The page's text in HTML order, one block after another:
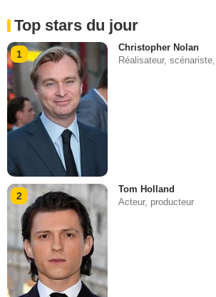
Top stars du jour
1
Christopher Nolan
Réalisateur,
2
Tom Holland
Acteur, producteur